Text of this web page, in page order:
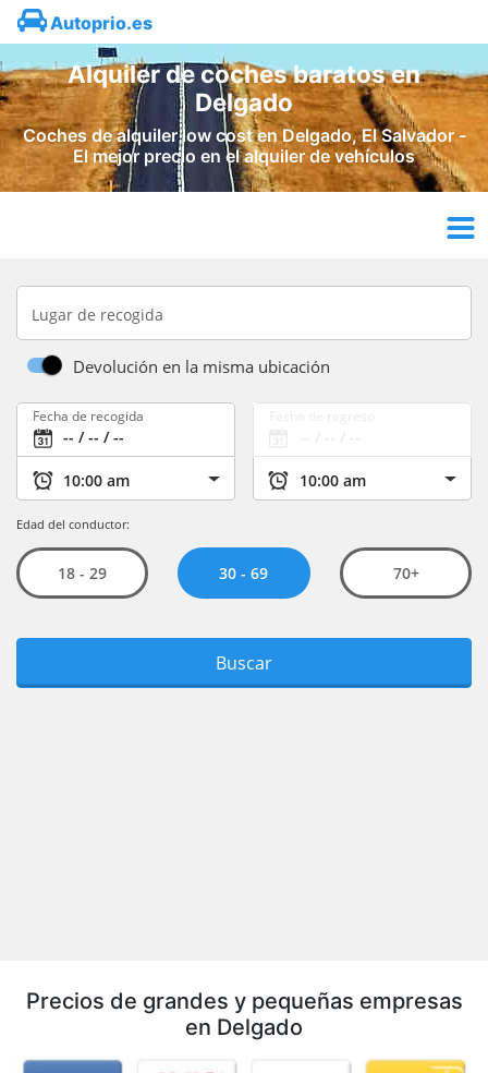
Autoprio.es
Alquiler de coches baratos en
Delgado
Coches de alquiler low cost en Delgado, El Salvador -
El mejor precio en el alquiler de vehículos
Precios de grandes y pequeñas empresas
en Delgado